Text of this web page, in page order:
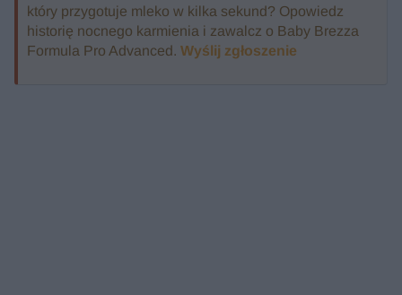
który przygotuje mleko w kilka sekund? Opowiedz
historię nocnego karmienia i zawalcz o Baby Brezza
Formula Pro Advanced. Wyślij zgłoszenie